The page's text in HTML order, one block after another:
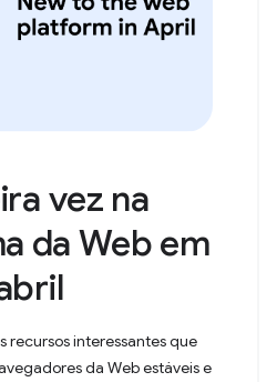
vez na
da Web em
recursos interessantes que
da Web estáveis e